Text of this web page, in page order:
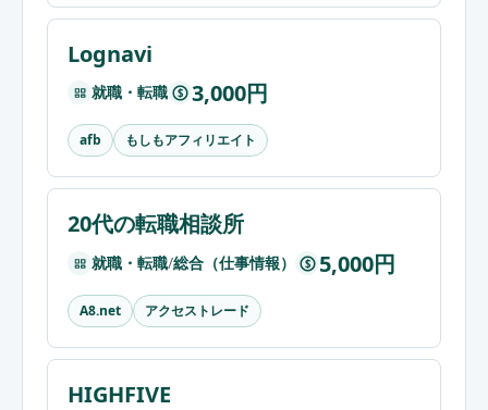
Lognavi
就職・転職 $ 3,000円
afb もしもアフィリエイト
20代の転職相談所
就職・転職/総合（仕事情報） $ 5,000円
A8.net アクセストレード
HIGHFIVE